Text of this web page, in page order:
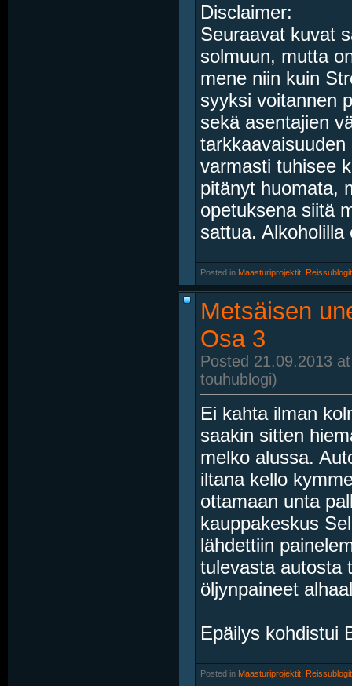
Disclaimer:
Seuraavat kuvat
solmuun, mutta
mene niin kuin
syyksi voitannen
sekä asentajien
varmasti tuhisee
pitänyt huomata,
opetuksena siitä
sattua. Alkoholilla
Posted in Maasturiprojektit Reissublogit
Metsäisen
Osa 3
Posted 21.09.2013
touhublogi)
Ei kahta ilman
saakin sitten
melko alussa.
iltana kello
ottamaan unta
kauppakeskus
lähdettiin
tulevasta autosta
öljynpaineet
Epäilys kohdistui
Posted in Maasturiprojektit Reissublogit